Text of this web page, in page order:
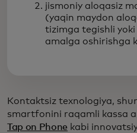
jismoniy aloqasiz
(yaqin maydon
tizimga tegishli
amalga oshirishga
Kontaktsiz texnologiya,
smartfonini raqamli kassa
Tap on Phone kabi